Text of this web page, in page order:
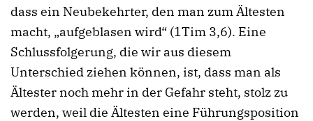
dass ein Neubekehrter, den man zum Ältesten
macht, „aufgeblasen wird“ (1Tim 3,6). Eine
Schlussfolgerung, die wir aus diesem
Unterschied ziehen können, ist, dass man als
Ältester noch mehr in der Gefahr steht, stolz zu
werden, weil die Ältesten eine Führungsposition